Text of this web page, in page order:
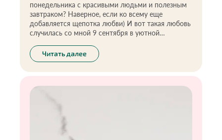
понедельника с красивыми людьми и полезным
завтраком? Наверное, если ко всему еще
добавляется щепотка любви) И вот такая любовь
случилась со мной 9 сентября в уютной
презентации лимитированных ЗОЖ-завтраков
проекта «Экоразнос®️».
Читать далее